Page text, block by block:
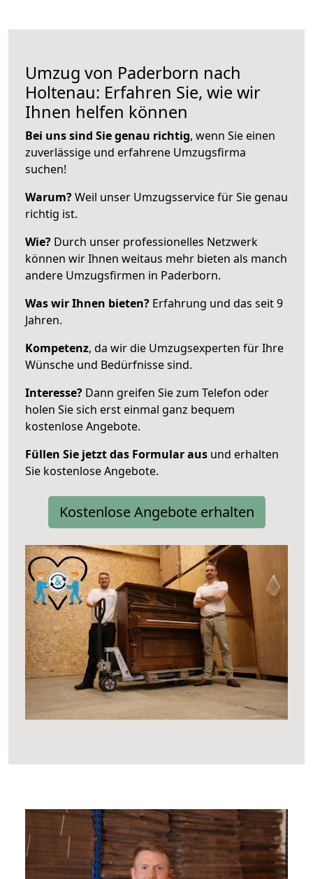
Umzug von Paderborn nach
Holtenau: Erfahren Sie, wie wir
Ihnen helfen können
Bei uns sind Sie genau richtig, wenn Sie einen
zuverlässige und erfahrene Umzugsfirma
suchen!
Warum?Weil unser Umzugsservice für Sie genau
richtig ist.
Wie? Durch unser professionelles Netzwerk
können wir Ihnen weitaus mehr bieten als manch
andere Umzugsfirmen in Paderborn.
Was wir Ihnen bieten? Erfahrung und das seit 9
Jahren.
Kompetenz, da wir die Umzugsexperten für Ihre
Wünsche und Bedürfnisse sind.
Interesse? Dann greifen Sie zum Telefon oder
holen Sie sich erst einmal ganz bequem
kostenlose Angebote.
Füllen Sie jetzt das Formular aus und erhalten
Sie kostenlose Angebote.
Kostenlose Angebote erhalten